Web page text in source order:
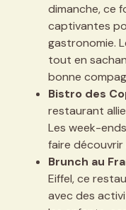
dimanche, ce
captivantes
gastronomie.
tout en
bonne
Bistro des
restaurant
Les week-
faire découvrir
Brunch au
Eiffel, ce
avec des